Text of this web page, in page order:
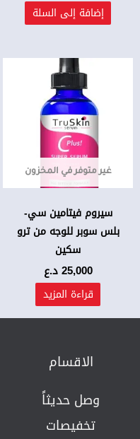
إضافة إلى السلة
غير متوفر في المخزون
سيروم فيتامين سي-
بلس سوبر للوجه من ترو
سكين
25,000د.ع
قراءة المزيد
الاقسام
وصل حديثاً
تخفيصات